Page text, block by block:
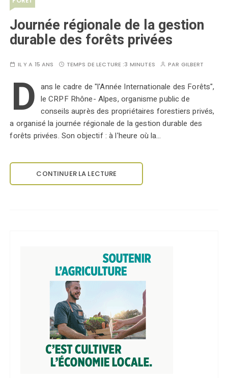
Journée régionale de la gestion
durable des forêts privées
IL Y A 15 ANS TEMPS DE LECTURE :3 MINUTES PAR GILBERT
D ans le cadre de "l'Année Internationale des Forêts",
le CRPF Rhône- Alpes, organisme public de
conseils auprès des propriétaires forestiers privés,
a organisé la journée régionale de la gestion durable des
forêts privées. Son objectif : à l'heure où la…
CONTINUER LA LECTURE